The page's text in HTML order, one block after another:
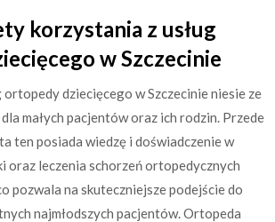
korzystania z usług
w Szczecinie
ortopedy dziecięcego w Szczecinie niesie ze
małych pacjentów oraz ich rodzin. Przede
ten posiada wiedzę i doświadczenie w
oraz leczenia schorzeń ortopedycznych
pozwala na skuteczniejsze podejście do
najmłodszych pacjentów. Ortopeda